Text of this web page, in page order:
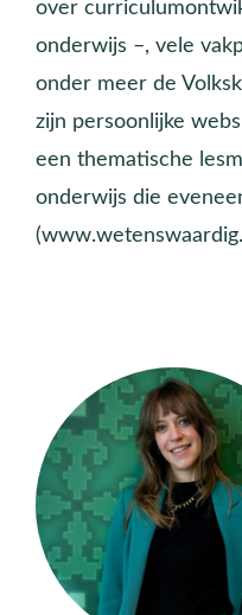
over
onderwijs –, vele
onder meer de
zijn persoonlijke
een thematische
onderwijs die